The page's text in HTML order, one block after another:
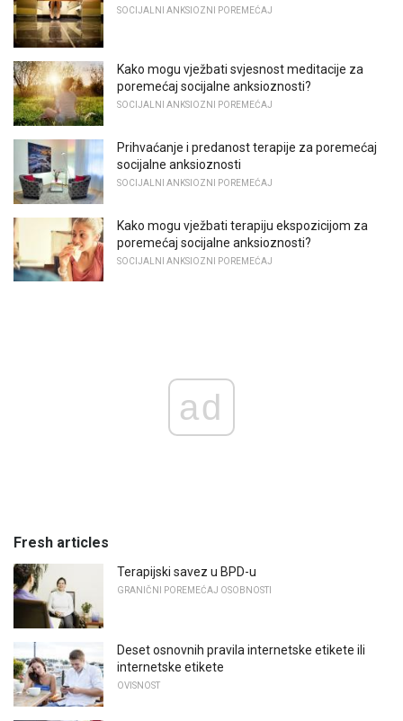
SOCIJALNI ANKSIOZNI POREMEĆAJ
Kako mogu vježbati svjesnost meditacije za
poremećaj socijalne anksioznosti?
SOCIJALNI ANKSIOZNI POREMEĆAJ
Prihvaćanje i predanost terapije za poremećaj
socijalne anksioznosti
SOCIJALNI ANKSIOZNI POREMEĆAJ
Kako mogu vježbati terapiju ekspozicijom za
poremećaj socijalne anksioznosti?
SOCIJALNI ANKSIOZNI POREMEĆAJ
ad
Fresh articles
Terapijski savez u BPD-u
GRANIČNI POREMEĆAJ OSOBNOSTI
Deset osnovnih pravila internetske etikete ili
internetske etikete
OVISNOST